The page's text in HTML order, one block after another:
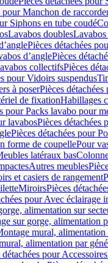
pour Manchon de
Siphons en tube coudé
Lavabos doubles
Pièces détachées
d’anglePièces
collectifsPièces
pour Vidoirs suspendus
à poserPièces
de fixationHabillages
pour Packs lavabo pour
lavabosPièces détachées
Pièces détachées pour
forme de coupellePour
latéraux bas
Autres meubles
et casiers de rangement
MiroirsPièces
pour Avec éclairage
alimentation sur
sur gorge, alimentation
mural, alimentation
alimentation par
détachées pour Accessoires